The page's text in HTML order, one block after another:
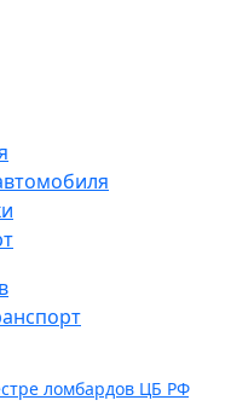
ломбардов ЦБ РФ,